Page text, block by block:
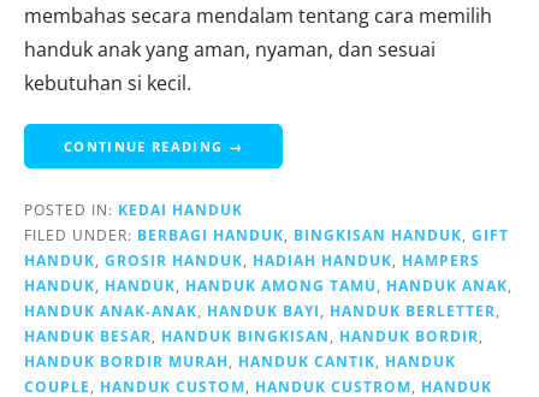
membahas secara mendalam tentang cara memilih
handuk anak yang aman, nyaman, dan sesuai
kebutuhan si kecil.
CONTINUE READING →
POSTED IN: KEDAI HANDUK
FILED UNDER: BERBAGI HANDUK BINGKISAN HANDUK GIFT
HANDUK GROSIR HANDUK HADIAH HANDUK
HAMPERS
HANDUK
HANDUK HANDUK AMONG TAMU HANDUK ANAK
HANDUK ANAK-ANAK
HANDUK BAYI HANDUK BERLETTER
HANDUK BESAR
HANDUK BINGKISAN HANDUK BORDIR
HANDUK BORDIR MURAH
HANDUK CANTIK
HANDUK
COUPLE
HANDUK CUSTOM HANDUK CUSTROM
HANDUK